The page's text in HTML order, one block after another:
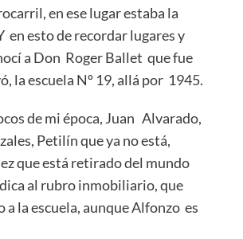
en ese lugar estaba la
en esto de recordar lugares y
a Don Roger Ballet que fue
la escuela Nº 19, allá por 1945.
de mi época, Juan Alvarado,
Petilín que ya no está,
que está retirado del mundo
al rubro inmobiliario, que
a la escuela, aunque Alfonzo es